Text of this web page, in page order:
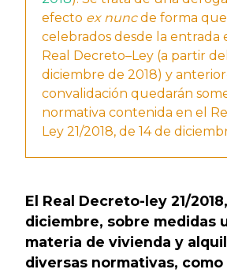
efecto ex nuncde forma
celebrados desde la entrada
Real Decreto–Ley (a partir
diciembre de 2018) y
convalidación quedarán
normativa contenida en el
Ley 21/2018, de 14 de
El Real Decreto-ley 21/
diciembre, sobre medidas
materia de vivienda y
diversas normativas, como